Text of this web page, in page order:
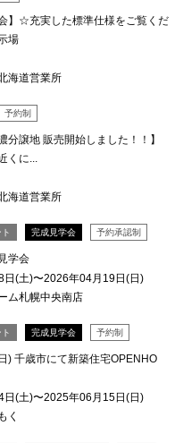
】☆充実した標準仕様をご覧くだ
場
海道営業所
予約制
分譲地 販売開始しました！！】
くに...
海道営業所
完成見学会 予約承認制
学会
日(土)〜2026年04月19日(日)
ム札幌中央南店
完成見学会 予約制
) 千歳市にて新築住宅OPENHO
日(土)〜2025年06月15日(日)
く